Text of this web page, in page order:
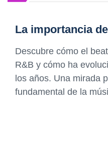
La importancia
Descubre cómo el
R&B y cómo ha
los años. Una mirada
fundamental de la